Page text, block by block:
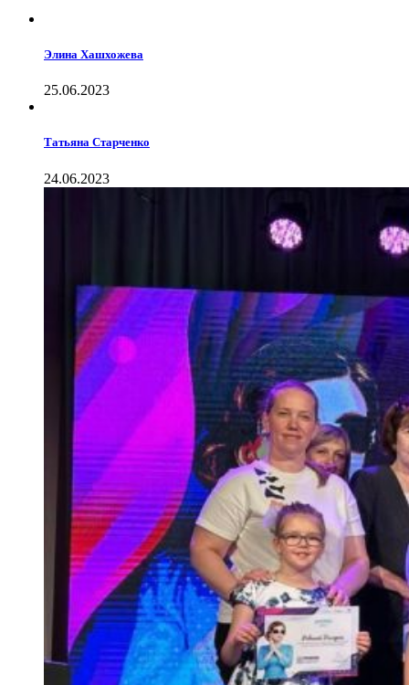
Элина Хашхожева
25.06.2023
Татьяна Старченко
24.06.2023